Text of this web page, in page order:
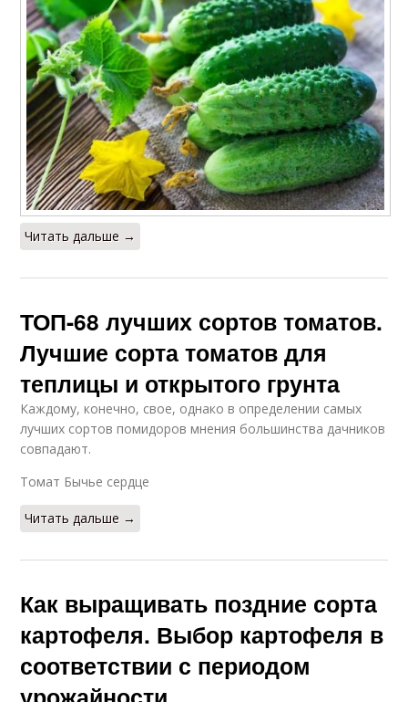
Читать дальше →
ТОП-68 лучших сортов томатов.
Лучшие сорта томатов для
теплицы и открытого грунта
Каждому, конечно, свое, однако в определении самых
лучших сортов помидоров мнения большинства дачников
совпадают.
Томат Бычье сердце
Читать дальше →
Как выращивать поздние сорта
картофеля. Выбор картофеля в
соответствии с периодом